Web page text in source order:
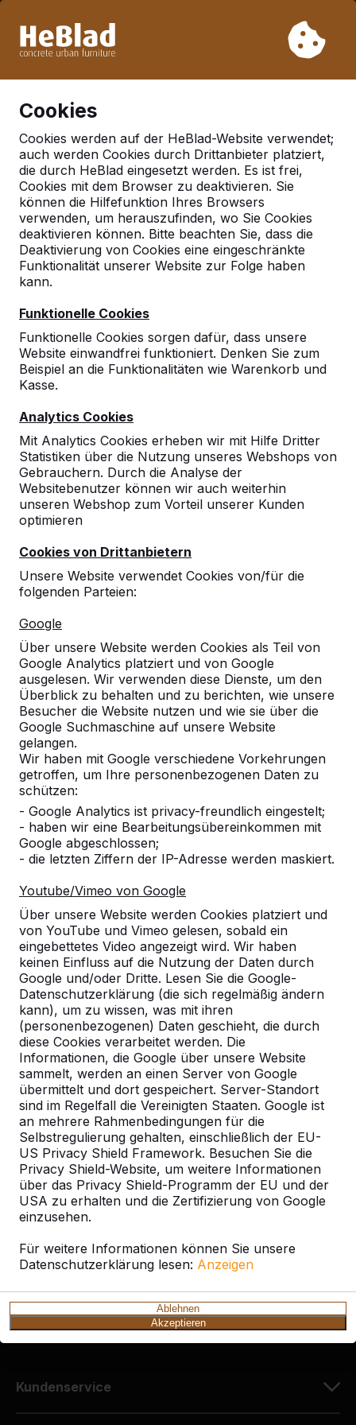
Woche 33 nicht. Bitte berücksichtigen Sie daher längere
Cookies
Cookies werden auf der HeBlad-Website verwendet;
auch werden Cookies durch Drittanbieter platziert,
die durch HeBlad eingesetzt werden. Es ist frei,
Cookies mit dem Browser zu deaktivieren. Sie
können die Hilfefunktion Ihres Browsers
verwenden, um herauszufinden, wo Sie Cookies
deaktivieren können. Bitte beachten Sie, dass die
Deaktivierung von Cookies eine eingeschränkte
Funktionalität unserer Website zur Folge haben
kann.
Funktionelle Cookies
Funktionelle Cookies sorgen dafür, dass unsere
Website einwandfrei funktioniert. Denken Sie zum
Beispiel an die Funktionalitäten wie Warenkorb und
Kasse.
Analytics Cookies
Mit Analytics Cookies erheben wir mit Hilfe Dritter
Statistiken über die Nutzung unseres Webshops von
Gebrauchern. Durch die Analyse der
Websitebenutzer können wir auch weiterhin
unseren Webshop zum Vorteil unserer Kunden
optimieren
Cookies von Drittanbietern
Unsere Website verwendet Cookies von/für die
folgenden Parteien:
Google
Über unsere Website werden Cookies als Teil von
Google Analytics platziert und von Google
ausgelesen. Wir verwenden diese Dienste, um den
Überblick zu behalten und zu berichten, wie unsere
Besucher die Website nutzen und wie sie über die
Google Suchmaschine auf unsere Website
gelangen.
Wir haben mit Google verschiedene Vorkehrungen
getroffen, um Ihre personenbezogenen Daten zu
schützen:
- Google Analytics ist privacy-freundlich eingestelt;
- haben wir eine Bearbeitungsübereinkommen mit
Google abgeschlossen;
- die letzten Ziffern der IP-Adresse werden maskiert.
Youtube/Vimeo von Google
Über unsere Website werden Cookies platziert und
von YouTube und Vimeo gelesen, sobald ein
eingebettetes Video angezeigt wird. Wir haben
keinen Einfluss auf die Nutzung der Daten durch
Google und/oder Dritte. Lesen Sie die Google-
Datenschutzerklärung (die sich regelmäßig ändern
kann), um zu wissen, was mit ihren
(personenbezogenen) Daten geschieht, die durch
diese Cookies verarbeitet werden. Die
Informationen, die Google über unsere Website
sammelt, werden an einen Server von Google
übermittelt und dort gespeichert. Server-Standort
sind im Regelfall die Vereinigten Staaten. Google ist
an mehrere Rahmenbedingungen für die
Selbstregulierung gehalten, einschließlich der EU-
US Privacy Shield Framework. Besuchen Sie die
Privacy Shield-Website, um weitere Informationen
über das Privacy Shield-Programm der EU und der
USA zu erhalten und die Zertifizierung von Google
einzusehen.
Für weitere Informationen können Sie unsere
Datenschutzerklärung lesen: Anzeigen
Ablehnen
Akzeptieren
Deutschland
Referenties in:Leimen
Geen reviews gevonden voor deze
locatie.
Referenzen
Unsere Produkte finden Sie in ganz Europa
und darüber hinaus. Sehen Sie hier, wo Sie
ein HeBlad-Produkt in Ihrer Nähe finden.
Produkt
Alles anzeigen
Kategorie
Alles anzeigen
Ort oder Postleitzahl suchen
Zie ook
Leimen-
Lingental
OT Maisbach Anfahrt
über Lindenhof
Sandhausen
Kontakt
HeBlad Deutschland
Diekerstraße 97
42781 Haan
Deutschland
+49 212 934 77 25
Kundenservice